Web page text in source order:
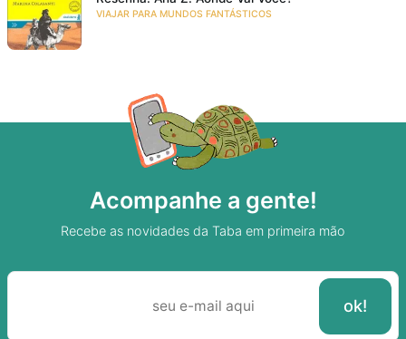
VIAJAR PARA MUNDOS FANTÁSTICOS
Acompanhe a gente!
Recebe as novidades da Taba em primeira mão